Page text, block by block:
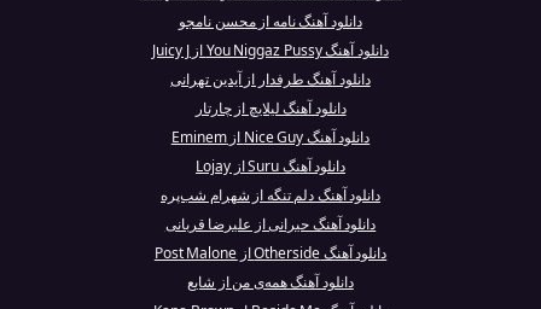
دانلود آهنگ نامه از محسن نامجو
دانلود آهنگ You Niggaz Pussy از Juicy J
دانلود آهنگ طرفدار از آیدین تهرانی
دانلود آهنگ لیلایچ از چارتار
دانلود آهنگ Nice Guy از Eminem
دانلود آهنگ Suru از Lojay
دانلود آهنگ دلم تنگه از شهرام شب‌پره
دانلود آهنگ حیرانی از علیرضا قربانی
دانلود آهنگ Otherside از Post Malone
دانلود آهنگ همه‌ی من از شایع